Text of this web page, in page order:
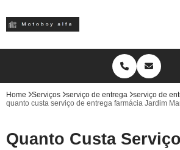
Home Serviços serviço de entrega
serviço de
quanto custa serviço de entrega farmácia Jardim
Quanto Custa